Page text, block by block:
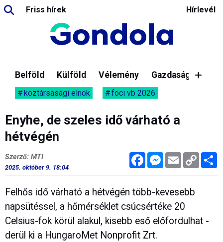
Friss hírek Hírlevél
Belföld Külföld Vélemény Gazdaság
köztársasági elnök foci vb 2026
Enyhe, de szeles idő várható a
hétvégén
FacebookMessenger
Email Copy
Link
Szerző: MTI
2025. október 9. 18:04
Felhős idő várható a hétvégén több-kevesebb
napsütéssel, a hőmérséklet csúcsértéke 20
Celsius-fok körül alakul, kisebb eső előfordulhat -
derül ki a HungaroMet Nonprofit Zrt.